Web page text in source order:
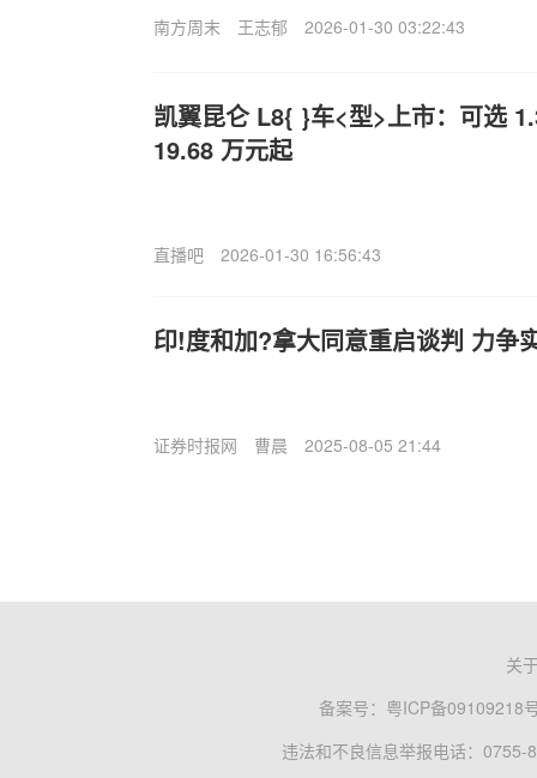
南方周末 王志郁 2026-01-30 03:22:43
凯翼昆仑 L8{ }车<型>上市：可选
19.68 万元起
直播吧 2026-01-30 16:56:43
印!度和加?拿大同意重启谈判 力争
证券时报网 曹晨 2025-08-05 21:44
关
备案号： 粤ICP备09109218
违法和不良信息举报电话：0755-